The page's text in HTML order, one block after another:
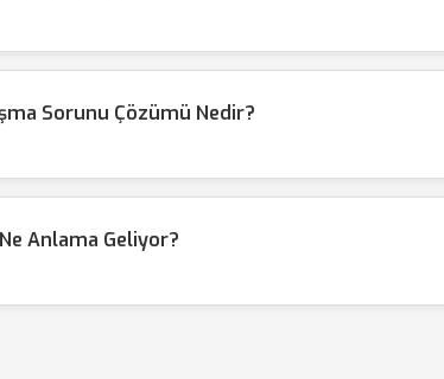
Sorunu Çözümü Nedir?
Anlama Geliyor?